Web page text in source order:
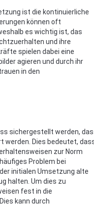
ist die kontinuierliche
können oft
es wichtig ist, das
und ihre
spielen dabei eine
agieren und durch ihr
in den
sichergestellt werden,
werden. Dies bedeutet,
zur Norm
Problem bei
initialen Umsetzung alte
halten. Um dies zu
fest in die
kann durch